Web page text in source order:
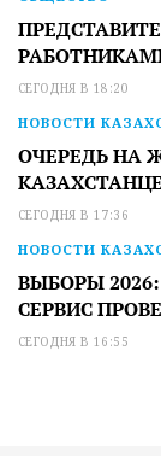
СЕГОДНЯ В 18:20
НОВОСТИ
ОЧЕРЕДЬ НА
СЕГОДНЯ В 17:36
НОВОСТИ
ВЫБОРЫ
СЕРВИС
СЕГОДНЯ В 16:55